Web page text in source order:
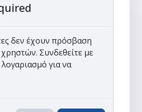
δεν έχουν πρόσβαση
Συνδεθείτε με
για να